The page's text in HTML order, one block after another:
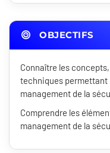
OBJECTIFS
Connaître les
techniques permettant
management de la
Comprendre les
management de la